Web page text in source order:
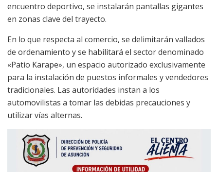
encuentro deportivo, se instalarán pantallas gigantes
en zonas clave del trayecto.
En lo que respecta al comercio, se delimitarán vallados
de ordenamiento y se habilitará el sector denominado
«Patio Karape», un espacio autorizado exclusivamente
para la instalación de puestos informales y vendedores
tradicionales. Las autoridades instan a los
automovilistas a tomar las debidas precauciones y
utilizar vías alternas.